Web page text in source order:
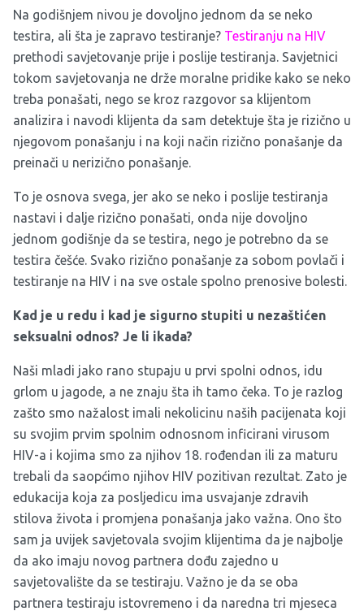
Na godišnjem nivou je dovoljno jednom da se neko
testira, ali šta je zapravo testiranje? Testiranju na HIV
prethodi savjetovanje prije i poslije testiranja. Savjetnici
tokom savjetovanja ne drže moralne pridike kako se neko
treba ponašati, nego se kroz razgovor sa klijentom
analizira i navodi klijenta da sam detektuje šta je rizično u
njegovom ponašanju i na koji način rizično ponašanje da
preinači u nerizično ponašanje.
To je osnova svega, jer ako se neko i poslije testiranja
nastavi i dalje rizično ponašati, onda nije dovoljno
jednom godišnje da se testira, nego je potrebno da se
testira češće. Svako rizično ponašanje za sobom povlači i
testiranje na HIV i na sve ostale spolno prenosive bolesti.
Kad je u redu i kad je sigurno stupiti u nezaštićen
seksualni odnos? Je li ikada?
Naši mladi jako rano stupaju u prvi spolni odnos, idu
grlom u jagode, a ne znaju šta ih tamo čeka. To je razlog
zašto smo nažalost imali nekolicinu naših pacijenata koji
su svojim prvim spolnim odnosnom inficirani virusom
HIV-a i kojima smo za njihov 18. rođendan ili za maturu
trebali da saopćimo njihov HIV pozitivan rezultat. Zato je
edukacija koja za posljedicu ima usvajanje zdravih
stilova života i promjena ponašanja jako važna. Ono što
sam ja uvijek savjetovala svojim klijentima da je najbolje
da ako imaju novog partnera dođu zajedno u
savjetovalište da se testiraju. Važno je da se oba
partnera testiraju istovremeno i da naredna tri mjeseca